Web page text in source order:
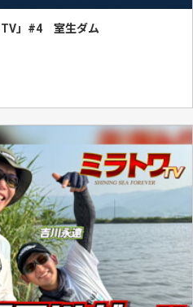
TV」#4 室生ダム